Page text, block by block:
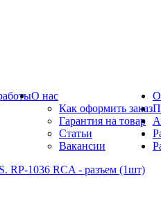
О нас
Как оформить заказ
Гарантия на товар
Статьи
Вакансии